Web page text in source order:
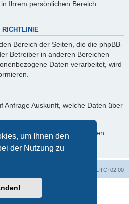
um Ihnen den
der Nutzung zu
Ihrem persönlichen Bereich
RICHTLINIE
Bereich der Seiten, die die phpBB-
Betreiber in anderen Bereichen
Daten verarbeitet, wird
Anfrage Auskunft, welche Daten über
bzw. Sperrung Ihrer Daten
bitte den Betreiber.
UTC+02:00
Forum Software © phpBB Limited
phpBB.de